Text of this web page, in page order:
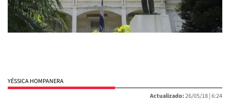
YÉSSICA HOMPANERA
Actualizado:26/05/18 |6:24